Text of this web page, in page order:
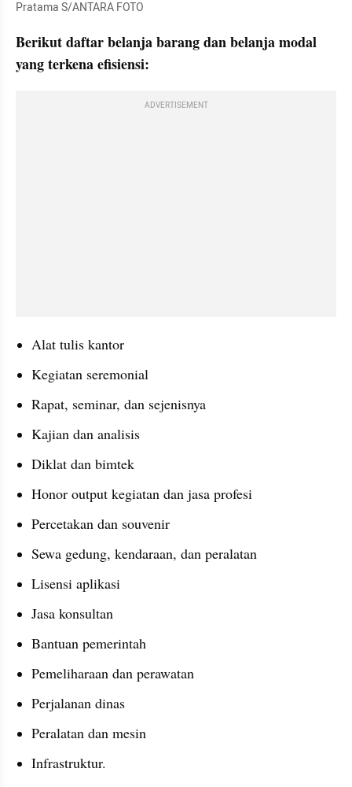
Pratama S/ANTARA FOTO
Berikut daftar belanja barang dan belanja modal
yang terkena efisiensi:
ADVERTISEMENT
Alat tulis kantor
Kegiatan seremonial
Rapat, seminar, dan sejenisnya
Kajian dan analisis
Diklat dan bimtek
Honor output kegiatan dan jasa profesi
Percetakan dan souvenir
Sewa gedung, kendaraan, dan peralatan
Lisensi aplikasi
Jasa konsultan
Bantuan pemerintah
Pemeliharaan dan perawatan
Perjalanan dinas
Peralatan dan mesin
Infrastruktur.